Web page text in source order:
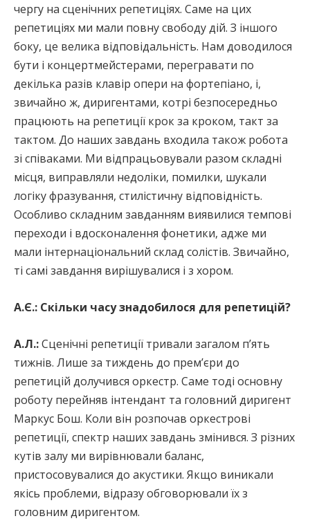
чергу на сценічних репетиціях. Саме на цих
репетиціях ми мали повну свободу дій. З іншого
боку, це велика відповідальність. Нам доводилося
бути і концертмейстерами, перегравати по
декілька разів клавір опери на фортепіано, і,
звичайно ж, диригентами, котрі безпосередньо
працюють на репетиції крок за кроком, такт за
тактом. До наших завдань входила також робота
зі співаками. Ми відпрацьовували разом складні
місця, виправляли недоліки, помилки, шукали
логіку фразування, стилістичну відповідність.
Особливо складним завданням виявилися темпові
переходи і вдосконалення фонетики, адже ми
мали інтернаціональний склад солістів. Звичайно,
ті самі завдання вирішувалися і з хором.
А.Є.: Скільки часу знадобилося для репетицій?
А.Л.:Сценічні репетиції тривали загалом п’ять
тижнів. Лише за тиждень до прем’єри до
репетицій долучився оркестр. Саме тоді основну
роботу перейняв інтендант та головний диригент
Маркус Бош. Коли він розпочав оркестрові
репетиції, спектр наших завдань змінився. З різних
кутів залу ми вирівнювали баланс,
пристосовувалися до акустики. Якщо виникали
якісь проблеми, відразу обговорювали їх з
головним диригентом.